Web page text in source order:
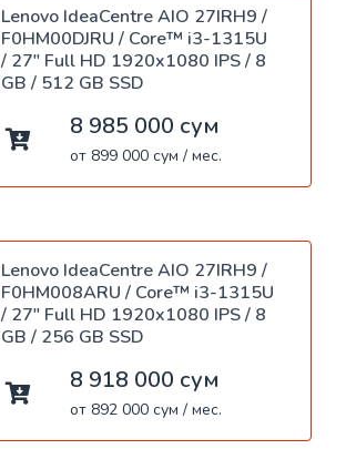
Lenovo IdeaCentre AIO 27IRH9 /
F0HM00DJRU / Core™ i3-1315U
/ 27" Full HD 1920x1080 IPS / 8
GB / 512 GB SSD
8 985 000 сум
от 899 000 сум / мес.
Lenovo IdeaCentre AIO 27IRH9 /
F0HM008ARU / Core™ i3-1315U
/ 27" Full HD 1920x1080 IPS / 8
GB / 256 GB SSD
8 918 000 сум
от 892 000 сум / мес.